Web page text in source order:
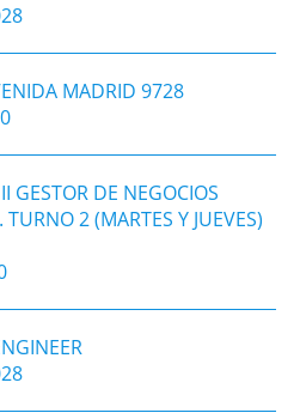
MADRID 9728
GESTOR DE NEGOCIOS
2 (MARTES Y JUEVES)